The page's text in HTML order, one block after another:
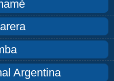
Argentina